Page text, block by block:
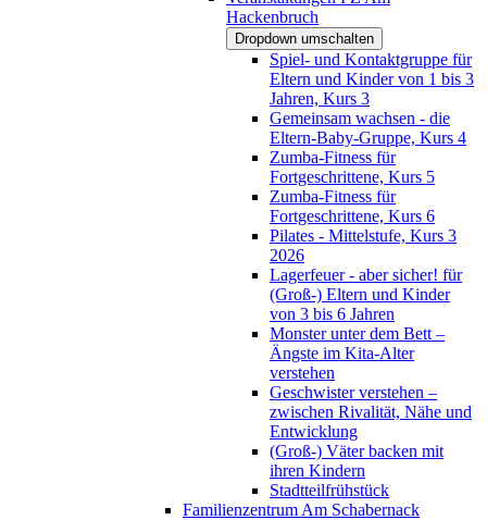
Hackenbruch
Dropdown umschalten
Spiel- und Kontaktgruppe für
Eltern und Kinder von 1 bis 3
Jahren, Kurs 3
Gemeinsam wachsen - die
Eltern-Baby-Gruppe, Kurs 4
Zumba-Fitness für
Fortgeschrittene, Kurs 5
Zumba-Fitness für
Fortgeschrittene, Kurs 6
Pilates - Mittelstufe, Kurs 3
2026
Lagerfeuer - aber sicher! für
(Groß-) Eltern und Kinder
von 3 bis 6 Jahren
Monster unter dem Bett –
Ängste im Kita-Alter
verstehen
Geschwister verstehen –
zwischen Rivalität, Nähe und
Entwicklung
(Groß-) Väter backen mit
ihren Kindern
Stadtteilfrühstück
Familienzentrum Am Schabernack